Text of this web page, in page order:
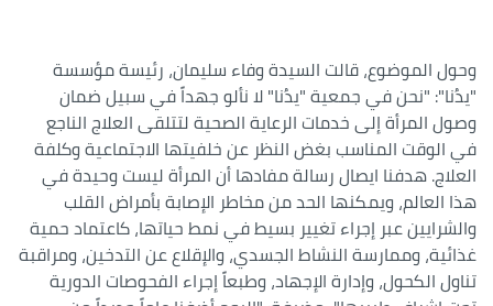
وحول الموضوع، قالت السيدة وفاء سليمان، رئيسة مؤسسة
"يدُنا": "نحن في جمعية "يدُنا" لا نألو جهداً في سبيل ضمان
وصول المرأة إلى خدمات الرعاية الصحية لتتلقى العلاج الناجع
في الوقت المناسب بغض النظر عن خلفيتها الاجتماعية وكلفة
العلاج. هدفنا ايصال رسالة مفادها أن المرأة ليست وحيدة في
هذا العالم، ويمكنها الحد من مخاطر الإصابة بأمراض القلب
والشرايين عبر إجراء تغيير بسيط في نمط حياتها، كاعتماد حمية
غذائية، وممارسة النشاط الجسدي، والإقلاع عن التدخين، ومراقبة
تناول الكحول، وإدارة الإجهاد، وطبعاً إجراء الفحوصات الدورية